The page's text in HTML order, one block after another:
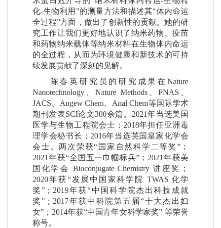
化-生物利用”的测量方法和描述其“体内命运
全过程”方面，做出了创新性的贡献。她的研
究工作让我们更好地认识了纳米药物、疫苗
和药物纳米载体等纳米材料在生物体内命运
的全过程，从而为环境健康和新技术的可持
续发展贡献了深刻的见解。
陈春英研究员的研究成果在Nature
Nanotechnology、Nature Methods、PNAS、
JACS、Angew Chem、Anal Chem等国际学术
期刊发表SCI论文300余篇。2021年当选美国
医学与生物工程院会士；2018年担任亚洲毒
理学会秘书长；2016年当选英国皇家化学会
会士。两次荣获“国家自然科学二等奖”；
2021年获“全国五一巾帼标兵”；2021年获美
国化学会 Bioconjugate Chemistry 讲座奖；
2020年获“发展中国家科学院 TWAS 化学
奖”；2019年获“中国科学院杰出科技成就
奖”；2017年获中科院第五届“十大杰出妇
女”；2014年获“中国青年女科学家奖” 等荣誉
称号。